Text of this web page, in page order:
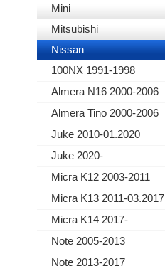
Mini
Mitsubishi
Nissan
100NX 1991-1998
Almera N16 2000-2006
Almera Tino 2000-2006
Juke 2010-01.2020
Juke 2020-
Micra K12 2003-2011
Micra K13 2011-03.2017
Micra K14 2017-
Note 2005-2013
Note 2013-2017